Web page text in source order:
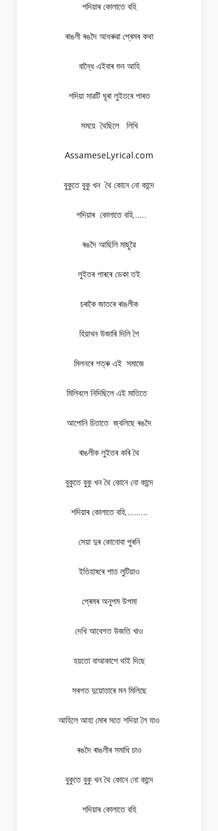
শদিয়াৰ কোলাতে বহি
ৰাঙলী ৰঙদৈ আধৰুৱা প্ৰেমৰ কথা
বান্ধৈ এইবাৰ শুন আহি
শদিয়া সাৱটি ঘূৰা লুইতৰে পাৰত
সময়ে থৈছিলে লিখি
AssameseLyrical.com
বুকুতে বুকু খন থৈ কোনে নো কান্দে
শদিয়াৰ কোলাতে বহি……
ৰঙদৈ আছিলি মাছুৱৈ
লুইতৰ পাৰৰে ডেকা তই
চৰাকৈ জাতৰে ৰাঙলীক
হিয়াখন উজাৰি দিলি গৈ
মিলনৰে শত্ৰু এই সমাজে
মিলিবলে নিদিছিলে এই মাতিতে
আপোনি চিতাতে জ্বলিছে ৰঙদৈ
ৰাঙলীক লুইতৰ কৰি থৈ
বুকুতে বুকু খন থৈ কোনে নো কান্দে
শদিয়াৰ কোলাতে বহি……….
সেয়া দুৰ কোনোবা পুৰনি
ইতিহাষৰে পাত লুটিয়াও
প্ৰেমৰ অনুপম উপমা
দেখি আবেগত উজতি খাও
হয়তো বাআকাশে থাই দিছে
সৰগত দুয়োতাৰে মন মিলিছে
আহিলে আহা মোৰ সতে শদিয়া লৈ যাও
ৰঙদৈ ৰাঙলীৰ সমাধি চাও
বুকুতে বুকু খন থৈ কোনে নো কান্দে
শদিয়াৰ কোলাতে বহি